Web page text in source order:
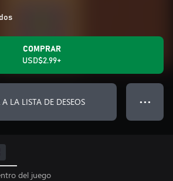
COMPRAR
USD$2.99+
A LA LISTA DE DESEOS ● ● ●
del juego